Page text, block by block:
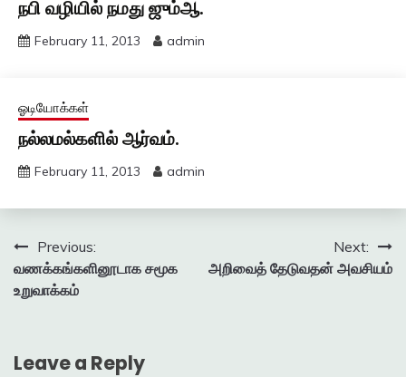
நபி வழியில் நமது ஜும்ஆ.
February 11, 2013 admin
ஓடியோக்கள்
நல்லமல்களில் ஆர்வம்.
February 11, 2013 admin
Post
navigation
Previous:
வணக்கங்களினூடாக சமூக
உறுவாக்கம்
Next:
அறிவைத் தேடுவதன் அவசியம்
Leave a Reply